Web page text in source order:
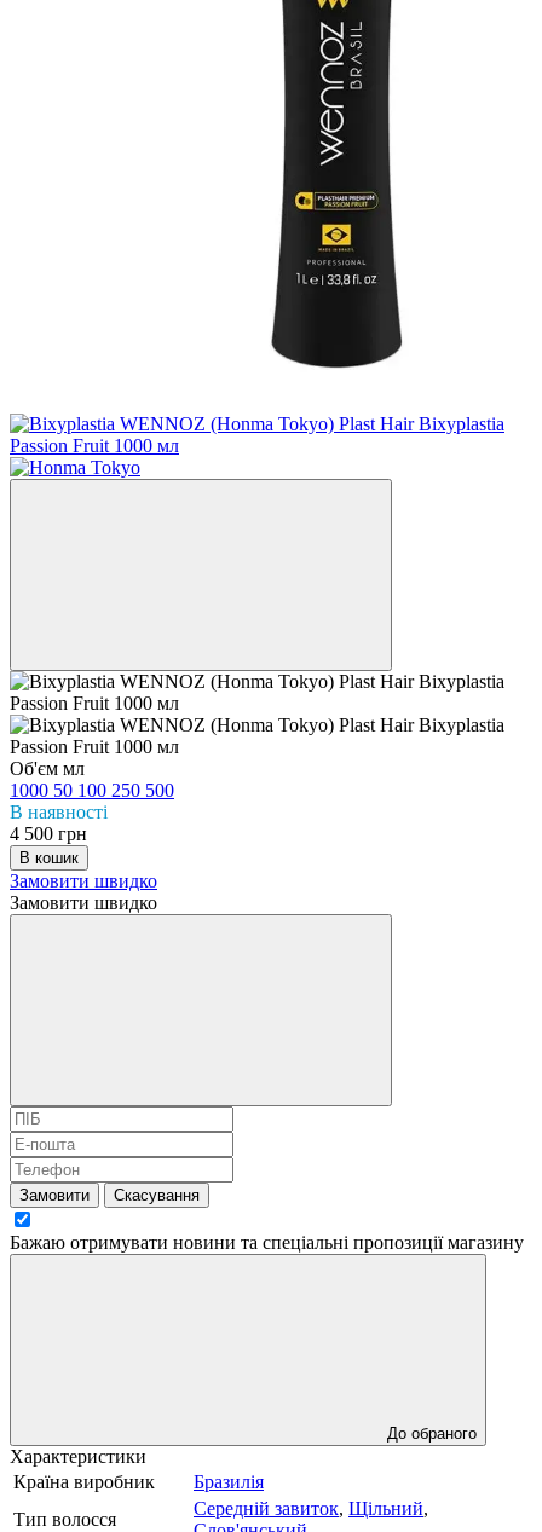
Об'єм мл
1000 50 100 250 500
В наявності
4 500 грн
В кошик
Замовити швидко
Замовити швидко
Замовити Скасування
Бажаю отримувати новини та спеціальні пропозиціїмагазину
До обраного
Характеристики
Країна виробник
Бразилія
Тип волосся
Середній завиток, Щільний,